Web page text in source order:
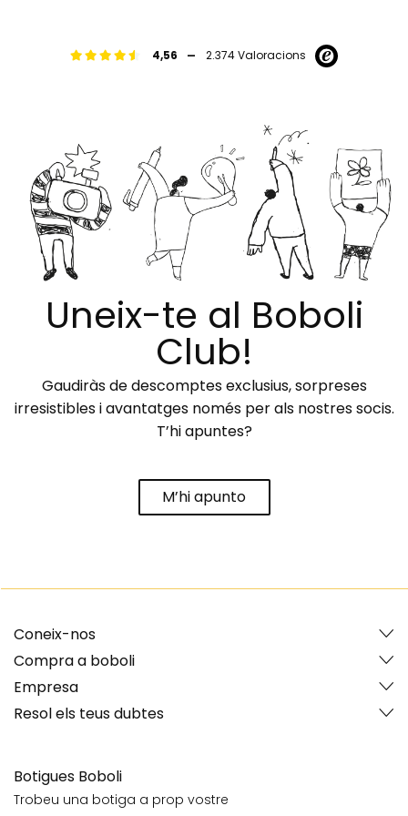
4,56 - 2.374 Valoracions
Uneix-te al Boboli
Club!
Gaudiràs de descomptes exclusius, sorpreses
irresistibles i avantatges només per als nostres socis.
T’hi apuntes?
M’hi apunto
Coneix-nos
Compra a boboli
Empresa
Resol els teus dubtes
Botigues Boboli
Trobeu una botiga a prop vostre